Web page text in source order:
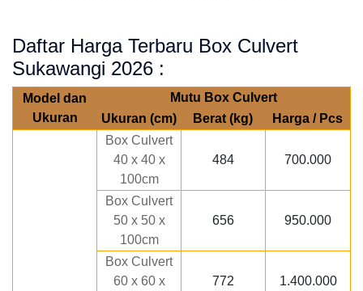
Daftar Harga Terbaru Box Culvert
Sukawangi 2026 :
Model dan
Ukuran
Mutu Box Culvert
Ukuran (cm)
Berat (kg)
Harga / Pcs
Box Culvert
40 x 40 x
100cm
484 700.000
Box Culvert
50 x 50 x
100cm
656 950.000
Box Culvert
60 x 60 x
772 1.400.000